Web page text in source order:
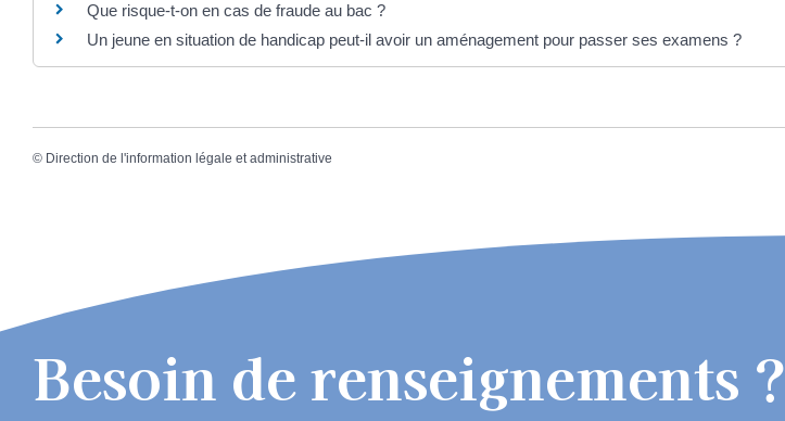
Que risque-t-on en cas de fraude au bac ?
Un jeune en situation de handicap peut-il avoir un aménagement pour passer ses examens ?
© Direction de l'information légale et administrative
Besoin de renseignements ?